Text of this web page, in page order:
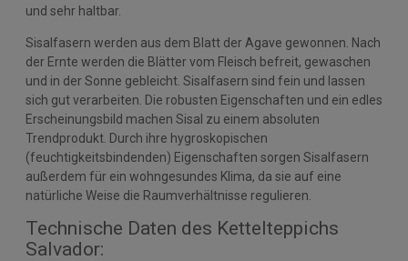
und sehr haltbar.
Sisalfasern werden aus dem Blatt der Agave gewonnen. Nach
der Ernte werden die Blätter vom Fleisch befreit, gewaschen
und in der Sonne gebleicht. Sisalfasern sind fein und lassen
sich gut verarbeiten. Die robusten Eigenschaften und ein edles
Erscheinungsbild machen Sisal zu einem absoluten
Trendprodukt. Durch ihre hygroskopischen
(feuchtigkeitsbindenden) Eigenschaften sorgen Sisalfasern
außerdem für ein wohngesundes Klima, da sie auf eine
natürliche Weise die Raumverhältnisse regulieren.
Technische Daten des Kettelteppichs
Salvador: